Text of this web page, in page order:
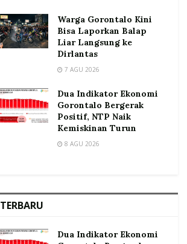
Warga Gorontalo Kini
Bisa Laporkan Balap
Liar Langsung ke
Dirlantas
7 AGU 2026
Dua Indikator Ekonomi
Gorontalo Bergerak
Positif, NTP Naik
Kemiskinan Turun
8 AGU 2026
TERBARU
Dua Indikator Ekonomi